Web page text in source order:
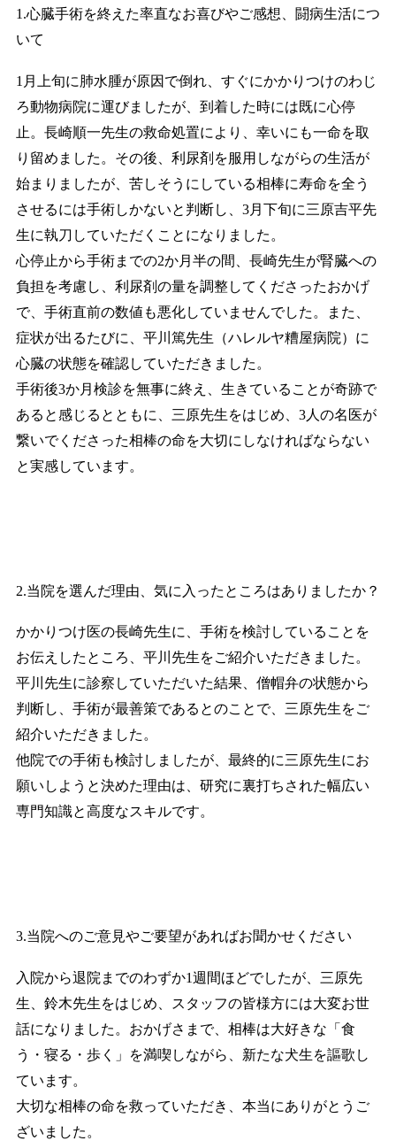
1.心臓手術を終えた率直なお喜びやご感想、闘病生活につ
いて
1月上旬に肺水腫が原因で倒れ、すぐにかかりつけのわじ
ろ動物病院に運びましたが、到着した時には既に心停
止。長崎順一先生の救命処置により、幸いにも一命を取
り留めました。その後、利尿剤を服用しながらの生活が
始まりましたが、苦しそうにしている相棒に寿命を全う
させるには手術しかないと判断し、3月下旬に三原吉平先
生に執刀していただくことになりました。
心停止から手術までの2か月半の間、長崎先生が腎臓への
負担を考慮し、利尿剤の量を調整してくださったおかげ
で、手術直前の数値も悪化していませんでした。また、
症状が出るたびに、平川篤先生（ハレルヤ糟屋病院）に
心臓の状態を確認していただきました。
手術後3か月検診を無事に終え、生きていることが奇跡で
あると感じるとともに、三原先生をはじめ、3人の名医が
繋いでくださった相棒の命を大切にしなければならない
と実感しています。
2.当院を選んだ理由、気に入ったところはありましたか？
かかりつけ医の長崎先生に、手術を検討していることを
お伝えしたところ、平川先生をご紹介いただきました。
平川先生に診察していただいた結果、僧帽弁の状態から
判断し、手術が最善策であるとのことで、三原先生をご
紹介いただきました。
他院での手術も検討しましたが、最終的に三原先生にお
願いしようと決めた理由は、研究に裏打ちされた幅広い
専門知識と高度なスキルです。
3.当院へのご意見やご要望があればお聞かせください
入院から退院までのわずか1週間ほどでしたが、三原先
生、鈴木先生をはじめ、スタッフの皆様方には大変お世
話になりました。おかげさまで、相棒は大好きな「食
う・寝る・歩く」を満喫しながら、新たな犬生を謳歌し
ています。
大切な相棒の命を救っていただき、本当にありがとうご
ざいました。